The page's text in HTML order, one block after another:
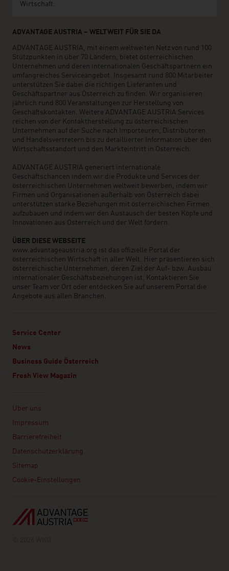
Wirtschaft.
ADVANTAGE AUSTRIA – WELTWEIT FÜR SIE DA
ADVANTAGE AUSTRIA, mit einem weltweiten Netz von rund 100
Stützpunkten in über 70 Ländern, bietet österreichischen
Unternehmen und deren internationalen Geschäftspartnern ein
umfangreiches Serviceangebot. Insgesamt rund 800 Mitarbeiter
unterstützen Sie dabei die richtigen Lieferanten und
Geschäftspartner aus Österreich zu finden. Wir organisieren
jährlich rund 800 Veranstaltungen zur Herstellung von
Geschäftskontakten. Weitere ADVANTAGE AUSTRIA Services
reichen von der Kontaktherstellung zu österreichischen
Unternehmen auf der Suche nach Importeuren, Distributoren
und Handelsvertretern bis zu detaillierter Information über den
Wirtschaftsstandort und den Markteintritt in Österreich.
ADVANTAGE AUSTRIA generiert internationale
Geschäftschancen indem wir die Produkte und Services der
österreichischen Unternehmen weltweit bewerben, indem wir
Firmen und Organisationen außerhalb von Österreich dabei
unterstützen starke Beziehungen mit österreichischen Firmen
aufzubauen und indem wir den Austausch der besten Köpfe und
Innovationen aus Österreich und der Welt fördern.
ÜBER DIESE WEBSEITE
www.advantageaustria.org ist das offizielle Portal der
österreichischen Wirtschaft in aller Welt. Hier präsentieren sich
österreichische Unternehmen, deren Ziel der Auf- bzw. Ausbau
internationaler Geschäftsbeziehungen ist. Kontaktieren Sie
unser Team vor Ort oder entdecken Sie auf unserem Portal die
Angebote aus allen Branchen.
Service Center
News
Business Guide Österreich
Fresh View Magazin
Über uns
Impressum
Barrierefreiheit
Datenschutzerklärung
Sitemap
Cookie-Einstellungen